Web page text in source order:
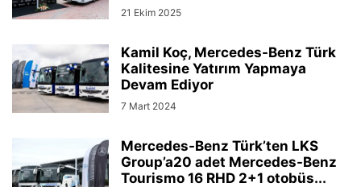
21 Ekim 2025
Kamil Koç, Mercedes-Benz Türk
Kalitesine Yatırım Yapmaya
Devam Ediyor
7 Mart 2024
Mercedes-Benz Türk’ten LKS
Group’a20 adet Mercedes-Benz
Tourismo 16 RHD 2+1 otobüs...